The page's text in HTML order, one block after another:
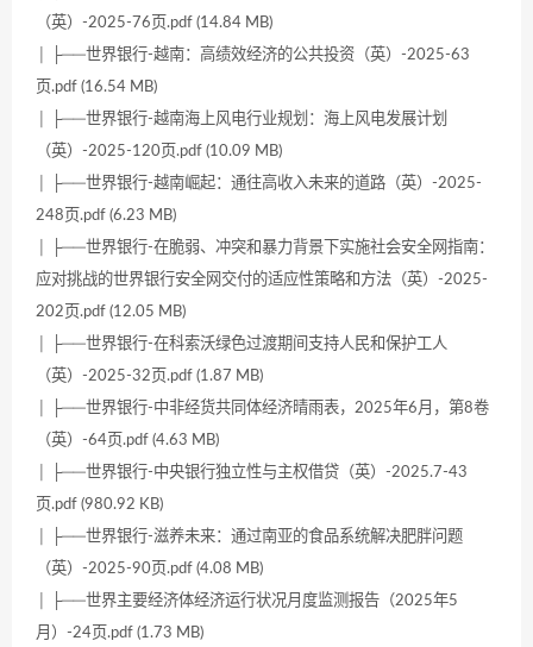
（英）-2025-76页.pdf (14.84 MB)
│ ├──世界银行-越南：高绩效经济的公共投资（英）-2025-63
页.pdf (16.54 MB)
│ ├──世界银行-越南海上风电行业规划：海上风电发展计划
（英）-2025-120页.pdf (10.09 MB)
│ ├──世界银行-越南崛起：通往高收入未来的道路（英）-2025-
248页.pdf (6.23 MB)
│ ├──世界银行-在脆弱、冲突和暴力背景下实施社会安全网指南：
应对挑战的世界银行安全网交付的适应性策略和方法（英）-2025-
202页.pdf (12.05 MB)
│ ├──世界银行-在科索沃绿色过渡期间支持人民和保护工人
（英）-2025-32页.pdf (1.87 MB)
│ ├──世界银行-中非经货共同体经济晴雨表，2025年6月，第8卷
（英）-64页.pdf (4.63 MB)
│ ├──世界银行-中央银行独立性与主权借贷（英）-2025.7-43
页.pdf (980.92 KB)
│ ├──世界银行-滋养未来：通过南亚的食品系统解决肥胖问题
（英）-2025-90页.pdf (4.08 MB)
│ ├──世界主要经济体经济运行状况月度监测报告（2025年5
月）-24页.pdf (1.73 MB)